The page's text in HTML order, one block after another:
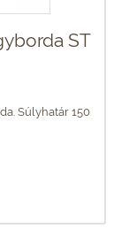
ST
Súlyhatár 150